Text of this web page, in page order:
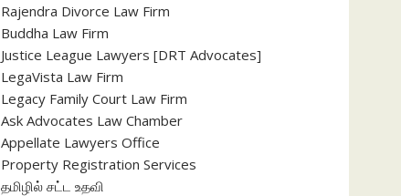
Rajendra Divorce Law Firm
Buddha Law Firm
Justice League Lawyers [DRT Advocates]
LegaVista Law Firm
Legacy Family Court Law Firm
Ask Advocates Law Chamber
Appellate Lawyers Office
Property Registration Services
தமிழில் சட்ட உதவி